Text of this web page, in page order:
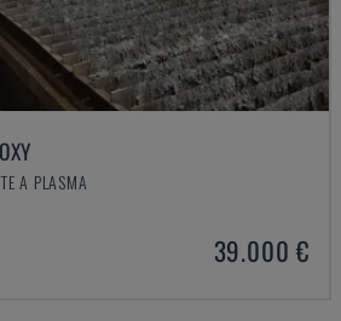
A PLASMA
39.000 €